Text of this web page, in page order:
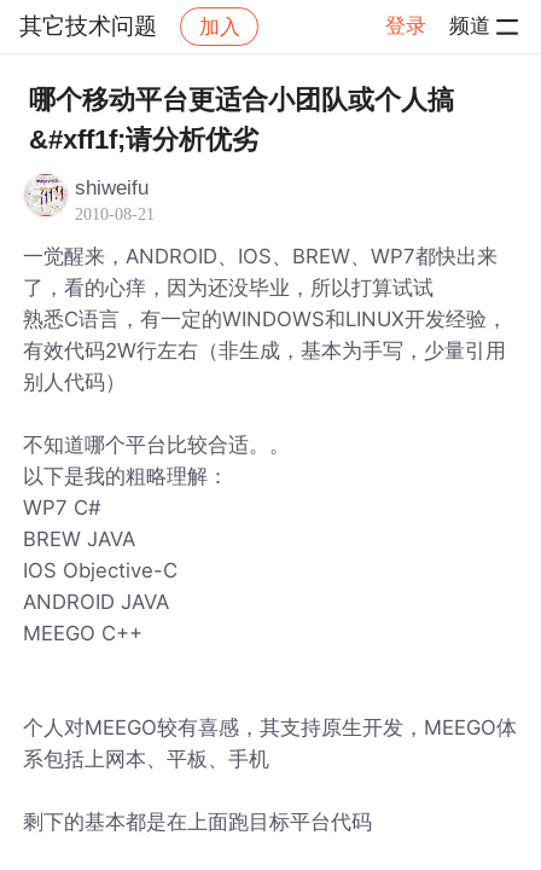
其它技术问题 加入 登录 频道
社区 其它技术问题 帖子详情
哪个移动平台更适合小团队或个人搞
&#xff1f;请分析优劣
shiweifu
2010-08-21
一觉醒来，ANDROID、IOS、BREW、WP7都快出来
了，看的心痒，因为还没毕业，所以打算试试
熟悉C语言，有一定的WINDOWS和LINUX开发经验，
有效代码2W行左右（非生成，基本为手写，少量引用
别人代码）
不知道哪个平台比较合适。。
以下是我的粗略理解：
WP7 C#
BREW JAVA
IOS Objective-C
ANDROID JAVA
MEEGO C++
个人对MEEGO较有喜感，其支持原生开发，MEEGO体
系包括上网本、平板、手机
剩下的基本都是在上面跑目标平台代码